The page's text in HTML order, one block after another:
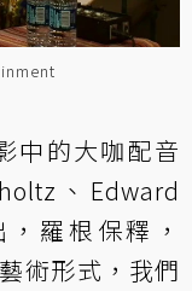
中的大咖配音
、Edward
羅根保釋，
術形式，我們